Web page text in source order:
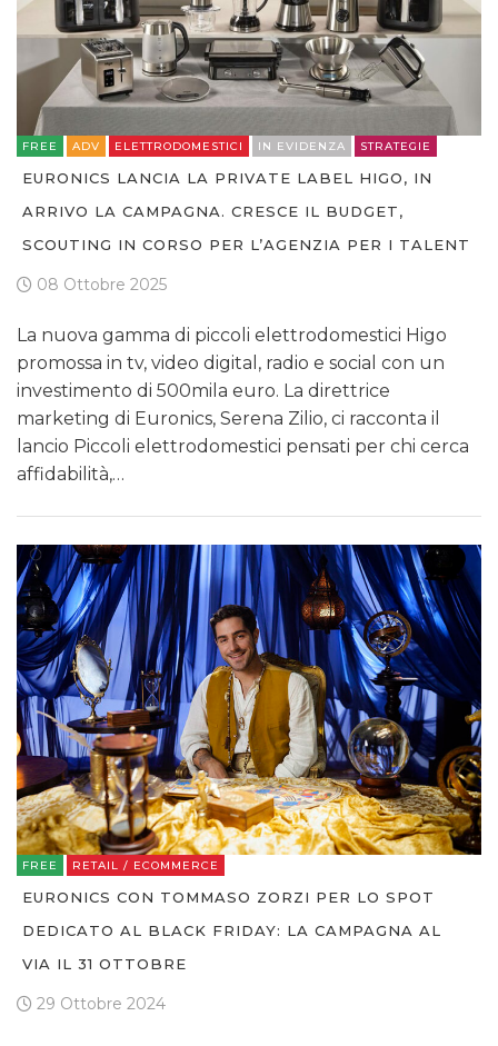
FREE ADV ELETTRODOMESTICI IN EVIDENZA STRATEGIE
EURONICS LANCIA LA PRIVATE LABEL HIGO, IN
ARRIVO LA CAMPAGNA. CRESCE IL BUDGET,
SCOUTING IN CORSO PER L’AGENZIA PER I TALENT
08 Ottobre 2025
La nuova gamma di piccoli elettrodomestici Higo
promossa in tv, video digital, radio e social con un
investimento di 500mila euro. La direttrice
marketing di Euronics, Serena Zilio, ci racconta il
lancio Piccoli elettrodomestici pensati per chi cerca
affidabilità,…
FREE RETAIL / ECOMMERCE
EURONICS CON TOMMASO ZORZI PER LO SPOT
DEDICATO AL BLACK FRIDAY: LA CAMPAGNA AL
VIA IL 31 OTTOBRE
29 Ottobre 2024